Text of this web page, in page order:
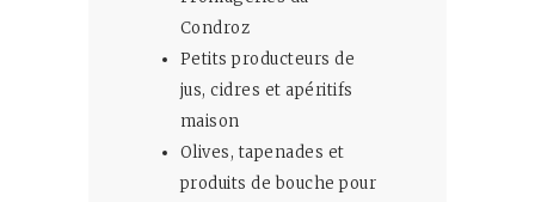
Condroz
Petits producteurs de
jus, cidres et apéritifs
maison
Olives, tapenades et
produits de bouche pour